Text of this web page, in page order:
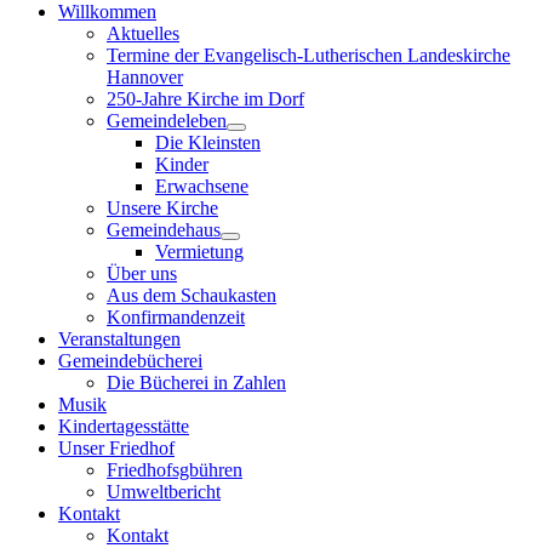
Willkommen
Aktuelles
Termine der Evangelisch-Lutherischen Landeskirche
Hannover
250-Jahre Kirche im Dorf
Gemeindeleben
Die Kleinsten
Kinder
Erwachsene
Unsere Kirche
Gemeindehaus
Vermietung
Über uns
Aus dem Schaukasten
Konfirmandenzeit
Veranstaltungen
Gemeindebücherei
Die Bücherei in Zahlen
Musik
Kindertagesstätte
Unser Friedhof
Friedhofsgbühren
Umweltbericht
Kontakt
Kontakt